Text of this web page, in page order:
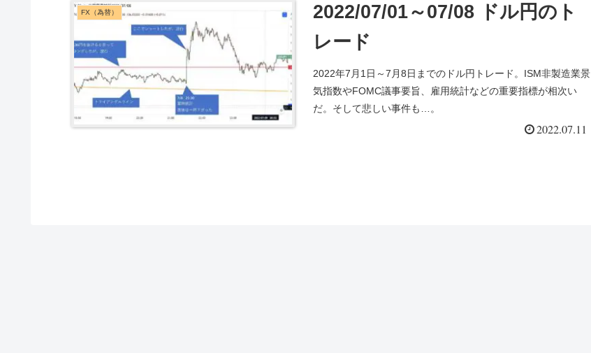
FX（為替）
2022/07/01～07/08 ドル円のト
レード
2022年7月1日～7月8日までのドル円トレード。ISM非製造業景
気指数やFOMC議事要旨、雇用統計などの重要指標が相次い
だ。そして悲しい事件も…。
2022.07.11